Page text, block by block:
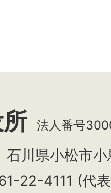
法人番号
川県小松市小
22-4111 (代